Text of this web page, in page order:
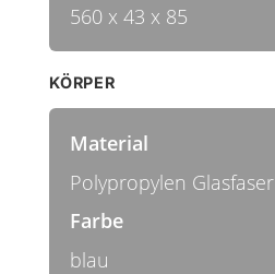
560 x 43 x 85
KÖRPER
Material
Polypropylen Glasfaser
Farbe
blau